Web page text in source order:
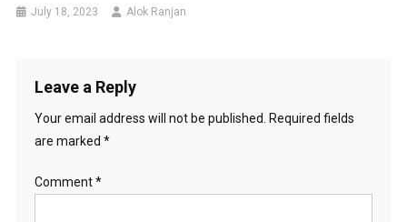
July 18, 2023 Alok Ranjan
Leave a Reply
Your email address will not be published.
Required fields
are marked *
Comment*